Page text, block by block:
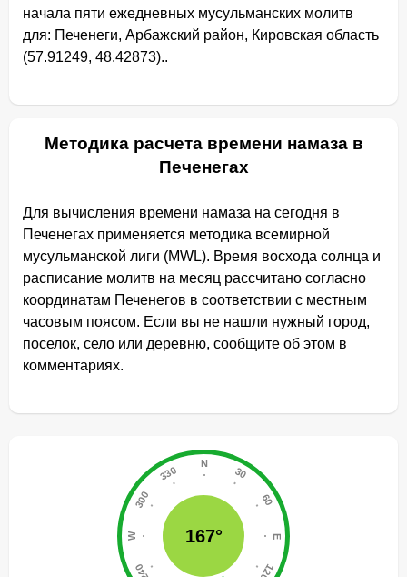
начала пяти ежедневных мусульманских молитв
для: Печенеги, Арбажский район, Кировская область
(57.91249, 48.42873)..
Методика расчета времени намаза в
Печенегах
Для вычисления времени намаза на сегодня в
Печенегах применяется методика всемирной
мусульманской лиги (MWL). Время восхода солнца и
расписание молитв на месяц рассчитано согласно
координатам Печенегов в соответствии с местным
часовым поясом. Если вы не нашли нужный город,
поселок, село или деревню, сообщите об этом в
комментариях.
167°